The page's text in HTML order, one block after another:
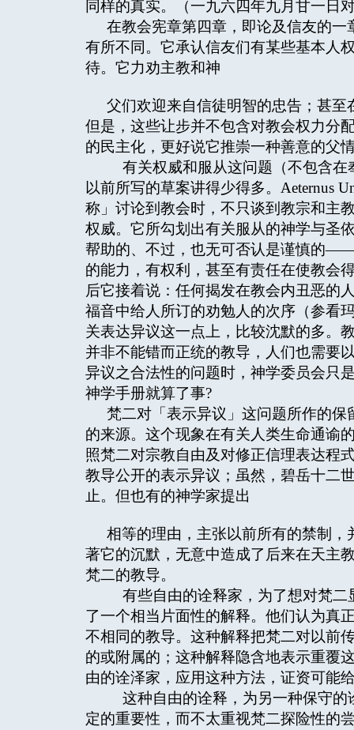
同样的真实。（一九六四年九月甘一日
在教会宪章第四章，即论及信友的
有所不同。它承认信友们有某些基本人
待。它力劝主教和神
父们欢迎来自信徒明智的忠告；甚
但是，这些让步并不包含对教会权力分
的民主化，更好说它推崇一种善意的父
有关权威和服从这问题（不包含在
以前所写的草案讲得少得多。Aeternus
称」讨论到教会时，不只谈到教宗和主
权威。它所勾划出有关服从的神学与圣
帮助的、不过，也无可否认是谨慎的
的能力，有权利，甚至有责任在使教会
后它接着说：任何揭发在教会内丑恶的
福音中给人所订的劝勉人的次序（参看
关表达异议这一点上，比较沈默的多。
并非不能错而正统的教导，人们也需要
异议之合法性的问题时，神学委员会只
神学手册就算了事?
梵二对「表示异议」这问题所作的
的来源。这个现象在有关人类生命通谕
照梵二对宗教自由及对修正信理表达程
教导公开的表示异议；虽然，碧岳十二
止。但也有的神学家提出
相等的理由，主张以前所有的禁制
著它的沉默，无意中造成了后来在天主
梵二的教导。
有些自由的诠释家，为了想对梵二
了一个相当片面性的解释。他们认为真
不相同的教导。这种解释把梵二对以前
的或附属的；这种解释隐含地表示重覆
由的诠泽家，应用这种方法，证资可能
这种自由的诠释，为另一种保守的
定的重要性，而不太重视梵二探险性的